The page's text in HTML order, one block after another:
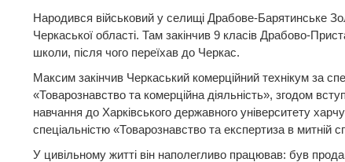
​Народився військовий у селищі Драбове-Барятинське
Черкаської області. Там закінчив 9 класів Драбово-
школи, після чого переїхав до Черкас.
​Максим закінчив Черкаський комерційний технікум за
«Товарознавство та комерційна діяльність», згодом
навчання до Харківського державного університету
спеціальністю «Товарознавство та експертиза в митній
​У цивільному житті він наполегливо працював: був